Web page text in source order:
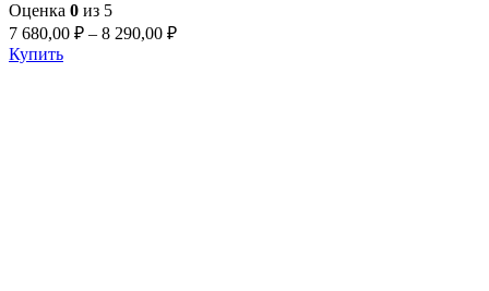
Оценка 0 из 5
7 680,00 ₽ – 8 290,00 ₽
Купить